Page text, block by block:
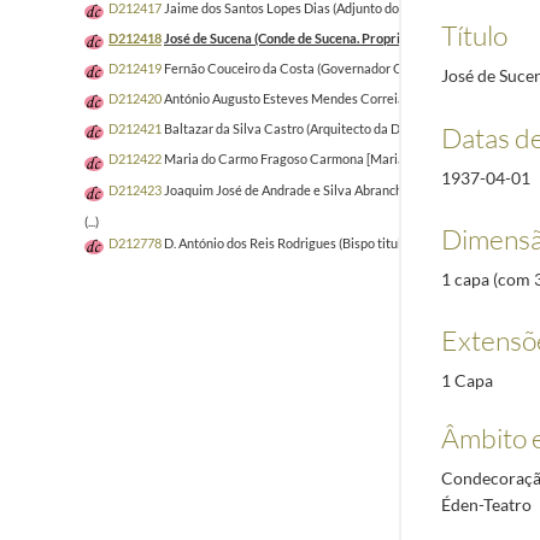
D212417 Jaime dos Santos Lopes Dias (Adjunto do Director Geral da
D212418 José de Sucena (Conde de Sucena. Proprietário)
1937-04-01/
D212419 Fernão Couceiro da Costa (Governador Civil do Porto)
1937-04-
D212420António Augusto Esteves Mendes Correia (Presidente da
D212421 Baltazar da Silva Castro (Arquitecto da Direcção Geral dos
D212422 Maria do Carmo Fragoso Carmona [Maria do Carmo Silva
D212423 Joaquim José de Andrade e Silva Abranches (Major de
(...)
D212778 D. António dos Reis Rodrigues (Bispo titular de Madarsuma)
Título
José de
Datas
1937-04-01
1 capa (com
1 Capa
Âmbito
Éden-Teatro